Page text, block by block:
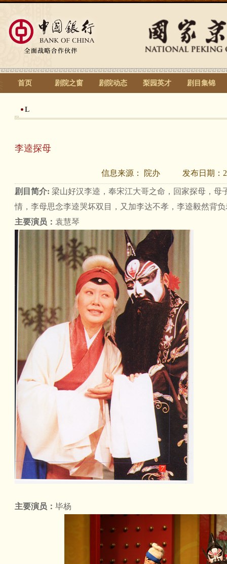
首页 剧院之窗 剧院动态 梨园英才 剧目集锦
L
李逵探母
信息来源： 院办 发布日期：
剧目简介: 梁山好汉李逵，奉宋江大哥之命，回家探母，母
情，李母思念李逵哭坏双目，又加李达不孝，李逵毅然背
主要演员： 袁慧琴
主要演员： 毕杨